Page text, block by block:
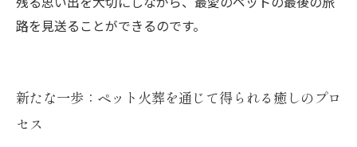
路を見送ることができるのです。
新たな一歩：ペット火葬を通じて得られる癒しのプロ
セス